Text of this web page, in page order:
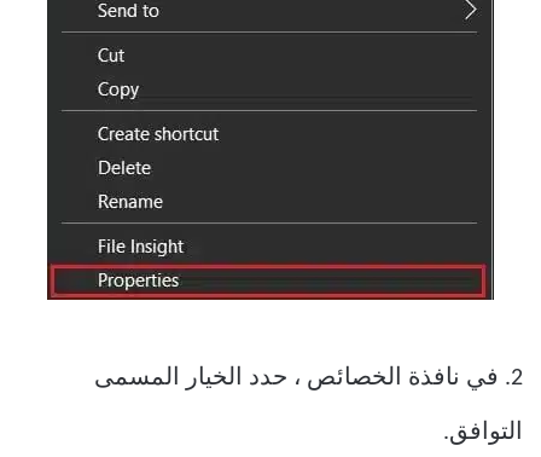
2. في نافذة الخصائص ، حدد الخيار المسمى
التوافق.